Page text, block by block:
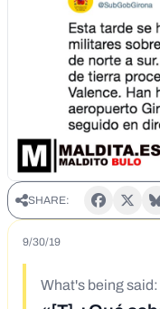
SHARE:
9/30/19
What's being said: